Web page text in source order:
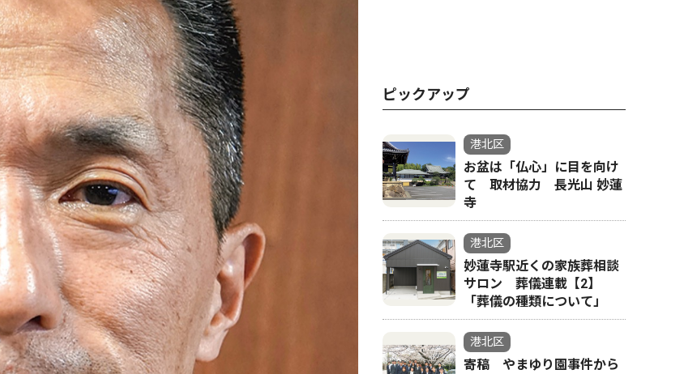
ピックアップ
港北区
お盆は「仏心」に目を向け
て 取材協力 長光山 妙蓮
寺
港北区
妙蓮寺駅近くの家族葬相談
サロン 葬儀連載【2】
「葬儀の種類について」
港北区
寄稿 やまゆり園事件から